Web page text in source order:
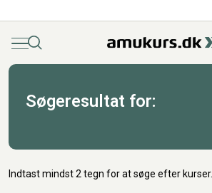
MenuSøg
Søgeresultat for:
Indtast mindst 2 tegn for at søge efter kurser.